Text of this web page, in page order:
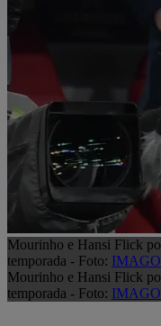
Mourinho e Hansi Flick
temporada - Foto: IMAGO
Mourinho e Hansi Flick
temporada - Foto: IMAGO